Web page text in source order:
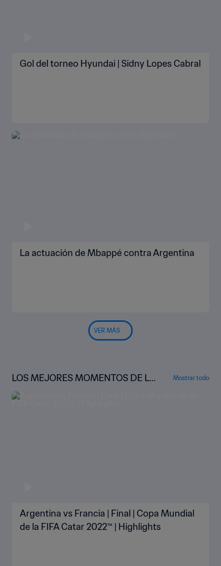
Gol del torneo Hyundai | Sidny Lopes Cabral
La actuación de Mbappé contra Argentina
VER MÁS
LOS MEJORES MOMENTOS DE LA
COPA MUNDIAL
Mostrar todo
Argentina vs Francia | Final | Copa Mundial
de la FIFA Catar 2022™ | Highlights